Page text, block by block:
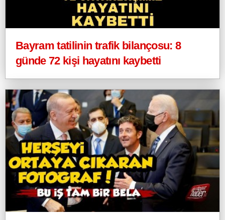
Bayram tatilinin trafik bilançosu: 8
günde 72 kişi hayatını kaybetti